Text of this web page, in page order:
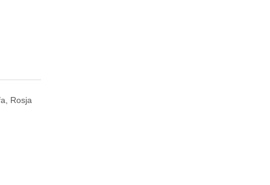
Rosja